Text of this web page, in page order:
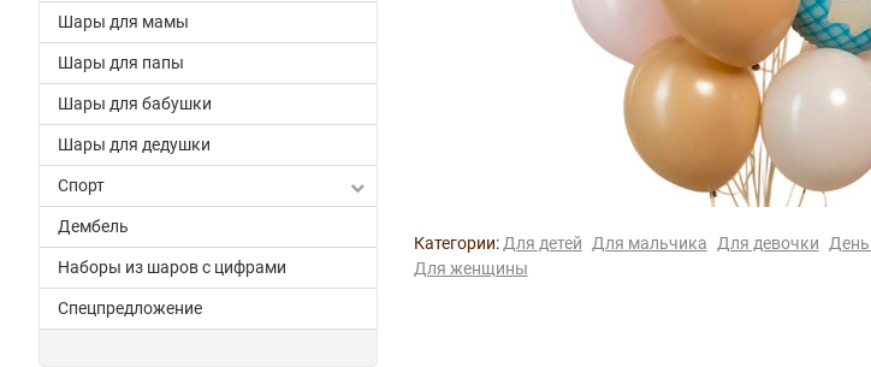
Шары для мамы
Шары для папы
Шары для бабушки
Шары для дедушки
Спорт
Дембель
Наборы из шаров с цифрами
Спецпредложение
Категории: Для детей Для мальчика Для девочки
Для женщины